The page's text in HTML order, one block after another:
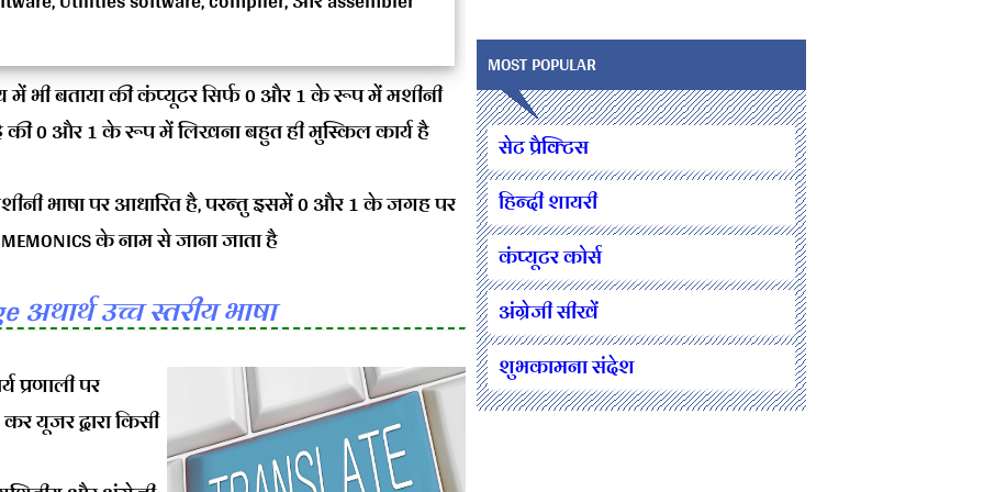
भी बताया की कंप्यूटर सिर्फ 0 और 1 के रूप में मशीनी
0 और 1 के रूप में लिखना बहुत ही मुस्किल कार्य है
भाषा पर आधारित है, परन्तु इसमें 0 और 1 के जगह पर
के नाम से जाना जाता है
अथार्थ उच्च स्तरीय भाषा
प्रणाली पर
यूजर द्वारा किसी
MOST POPULAR
सेट प्रैक्टिस
हिन्दी शायरी
कंप्यूटर कोर्स
अंग्रेजी सीखें
शुभकामना संदेश